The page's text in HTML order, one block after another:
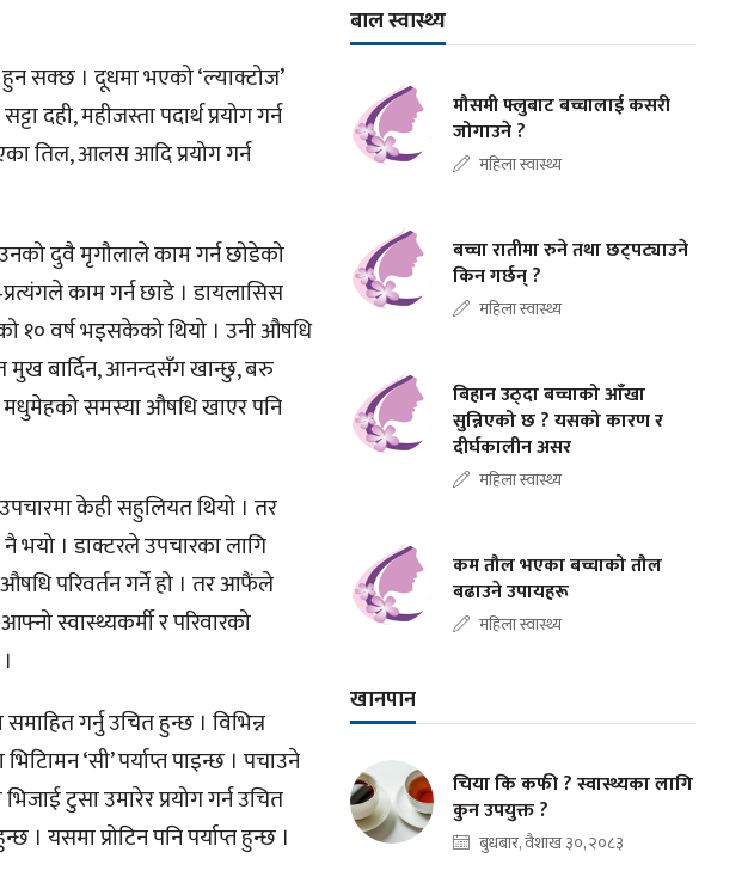
सक्छ । दूधमा भएको ‘ल्याक्टोज’
दही, महीजस्ता पदार्थ प्रयोग गर्न
तिल, आलस आदि प्रयोग गर्न
दुवै मृगौलाले काम गर्न छोडेको
काम गर्न छाडे । डायलासिस
१० वर्ष भइसकेको थियो । उनी औषधि
मुख बार्दिन, आनन्दसँग खान्छु, बरु
मधुमेहको समस्या औषधि खाएर पनि
केही सहुलियत थियो । तर
भयो । डाक्टरले उपचारका लागि
परिवर्तन गर्ने हो । तर आफैंले
स्वास्थ्यकर्मी र परिवारको
गर्नु उचित हुन्छ । विभिन्न
‘सी’ पर्याप्त पाइन्छ । पचाउने
टुसा उमारेर प्रयोग गर्न उचित
। यसमा प्रोटिन पनि पर्याप्त हुन्छ ।
बाल स्वास्थ्य
मौसमी फ्लुबाट बच्चालाई कसरी
जोगाउने ?
महिला स्वास्थ्य
बच्चा रातीमा रुने तथा छट्पट्याउने
किन गर्छन् ?
महिला स्वास्थ्य
बिहान उठ्दा बच्चाको आँखा
सुन्निएको छ ? यसको कारण र
दीर्घकालीन असर
महिला स्वास्थ्य
कम तौल भएका बच्चाको तौल
बढाउने उपायहरू
महिला स्वास्थ्य
खानपान
चिया कि कफी ? स्वास्थ्यका लागि
कुन उपयुक्त ?
बुधबार, वैशाख ३०, २०८३